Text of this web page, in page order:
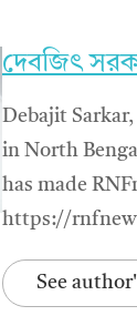
দেবজিৎ
Debajit
in North
has made
https://
See